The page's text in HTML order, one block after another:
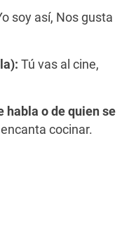
soy así, Nos gusta
Tú vas al cine,
habla o de quien se
cocinar.